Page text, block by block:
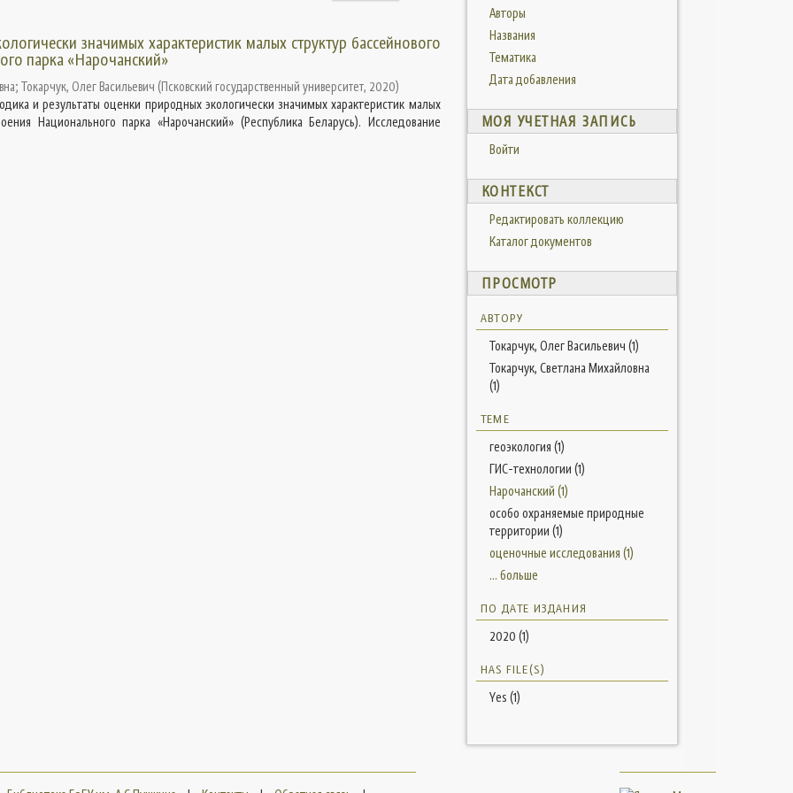
значимых характеристик малых структур бассейнового
парка «Нарочанский»
; Токарчук, Олег Васильевич (Псковский государственный университет, 2020)
и результаты оценки природных экологически значимых характеристик малых
Национального парка «Нарочанский» (Республика Беларусь). Исследование
Авторы
Названия
Тематика
Дата добавления
МОЯ УЧЕТНАЯ ЗАПИСЬ
Войти
КОНТЕКСТ
Редактировать коллекцию
Каталог документов
ПРОСМОТР
АВТОРУ
Токарчук, Олег Васильевич (1)
Токарчук, Светлана Михайловна
(1)
ТЕМЕ
геоэкология (1)
ГИС-технологии (1)
Нарочанский (1)
особо охраняемые природные
территории (1)
оценочные исследования (1)
... больше
ПО ДАТЕ ИЗДАНИЯ
2020 (1)
HAS FILE(S)
Yes (1)